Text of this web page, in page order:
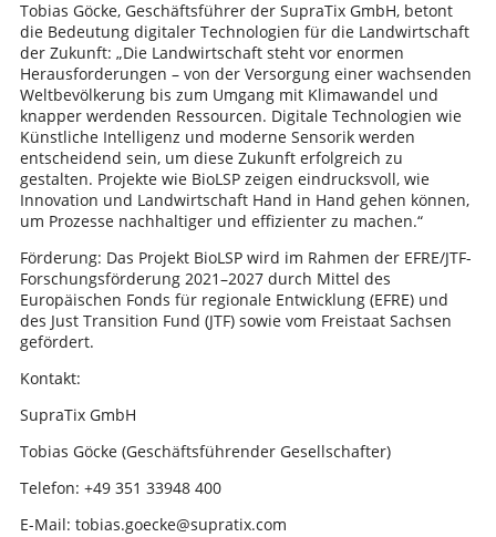
Tobias Göcke, Geschäftsführer der SupraTix GmbH, betont
die Bedeutung digitaler Technologien für die Landwirtschaft
der Zukunft: „Die Landwirtschaft steht vor enormen
Herausforderungen – von der Versorgung einer wachsenden
Weltbevölkerung bis zum Umgang mit Klimawandel und
knapper werdenden Ressourcen. Digitale Technologien wie
Künstliche Intelligenz und moderne Sensorik werden
entscheidend sein, um diese Zukunft erfolgreich zu
gestalten. Projekte wie BioLSP zeigen eindrucksvoll, wie
Innovation und Landwirtschaft Hand in Hand gehen können,
um Prozesse nachhaltiger und effizienter zu machen.“
Förderung: Das Projekt BioLSP wird im Rahmen der EFRE/JTF-
Forschungsförderung 2021–2027 durch Mittel des
Europäischen Fonds für regionale Entwicklung (EFRE) und
des Just Transition Fund (JTF) sowie vom Freistaat Sachsen
gefördert.
Kontakt:
SupraTix GmbH
Tobias Göcke (Geschäftsführender Gesellschafter)
Telefon: +49 351 33948 400
E-Mail: tobias.goecke@supratix.com